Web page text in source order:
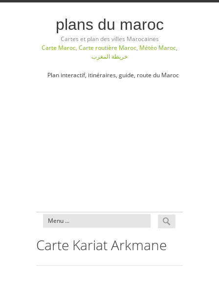
plans du maroc
Cartes et plan des villes Marocaines
Carte Maroc, Carte routière Maroc, Météo Maroc,
خريطة المغرب
Plan interactif, itinéraires, guide, route du Maroc
Carte Kariat Arkmane